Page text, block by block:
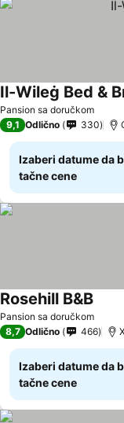
Pansion sa doručkom
Il-Wileġ Bed &
9,1 Odlično 330
Izaberi datume da
tačne cene
Pansion sa doručkom
Rosehill B&B
8,7 Odlično 466
Izaberi datume da
tačne cene